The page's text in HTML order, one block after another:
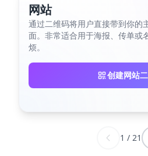
网站
通过二维码将用户直接带到你的
面。非常适合用于海报、传单或
烦。
创建网站
1 / 21